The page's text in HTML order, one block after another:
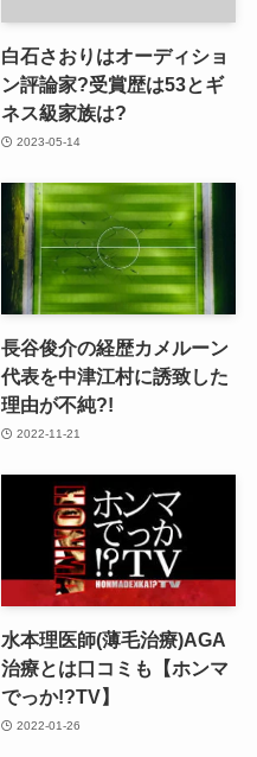
白石さおりはオーディショ
ン評論家?受賞歴は53とギ
ネス級家族は?
2023-05-14
長谷俊介の経歴カメルーン
代表を中津江村に誘致した
理由が不純?!
2022-11-21
水本理医師(薄毛治療)AGA
治療とは口コミも【ホンマ
でっか!?TV】
2022-01-26